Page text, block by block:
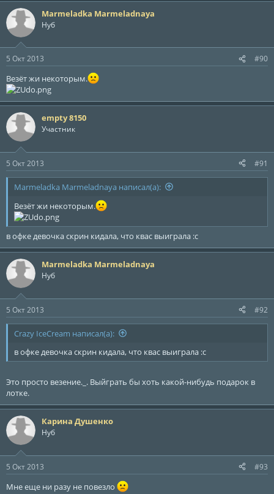
Marmeladka Marmeladnaya
Нуб
5 Окт 2013 #90
Везёт жи некоторым.
empty 8150
Участник
5 Окт 2013 #91
Marmeladka Marmeladnaya написал(а):
Везёт жи некоторым.
в офке девочка скрин кидала, что квас выиграла :с
Marmeladka Marmeladnaya
Нуб
5 Окт 2013 #92
Crazy IceCream написал(а):
в офке девочка скрин кидала, что квас выиграла :с
Это просто везение._. Выйграть бы хоть какой-нибудь подарок в
лотке.
Карина Душенко
Нуб
5 Окт 2013 #93
Мне еще ни разу не повезло